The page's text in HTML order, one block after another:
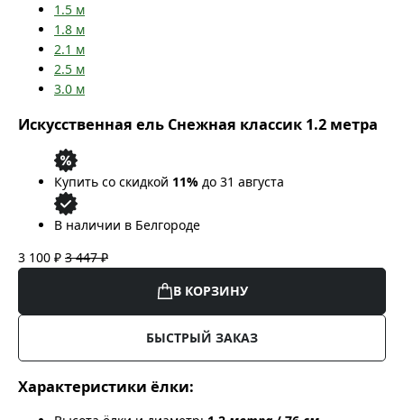
1.5 м
1.8 м
2.1 м
2.5 м
3.0 м
Искусственная ель Снежная классик 1.2 метра
Купить со скидкой 11% до 31 августа
В наличии в Белгороде
3 100 ₽ 3 447 ₽
В КОРЗИНУ
БЫСТРЫЙ ЗАКАЗ
Характеристики ёлки: